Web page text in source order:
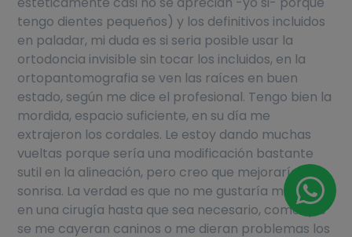
tengo dientes pequeños) y los definitivos incluidos
en paladar, mi duda es si seria posible usar la
ortodoncia invisible sin tocar los incluidos, en la
ortopantomografia se ven las raíces en buen
estado, según me dice el profesional. Tengo bien la
mordida, espacio suficiente, en su día me
extrajeron los cordales. Le estoy dando muchas
vueltas porque sería una modificación bastante
sutil en la alineación, pero creo que mejoraría mi
sonrisa. La verdad es que no me gustaría meterme
en una cirugía hasta que sea necesario, como que
se me cayeran caninos o me dieran problemas los